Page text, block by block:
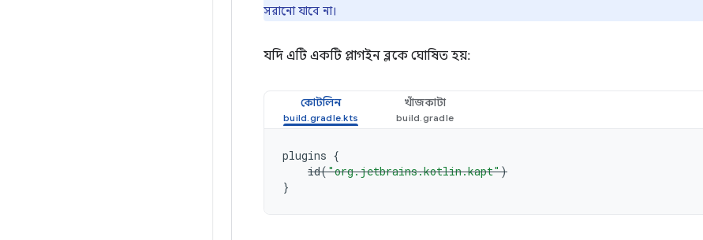
সরানো যাবে না।
যদি এটি একটি প্লাগইন ব্লকে ঘোষিত হয়:
কোটলিন খাঁজকাটা
plugins {
id("org.jetbrains.kotlin.kapt")
}